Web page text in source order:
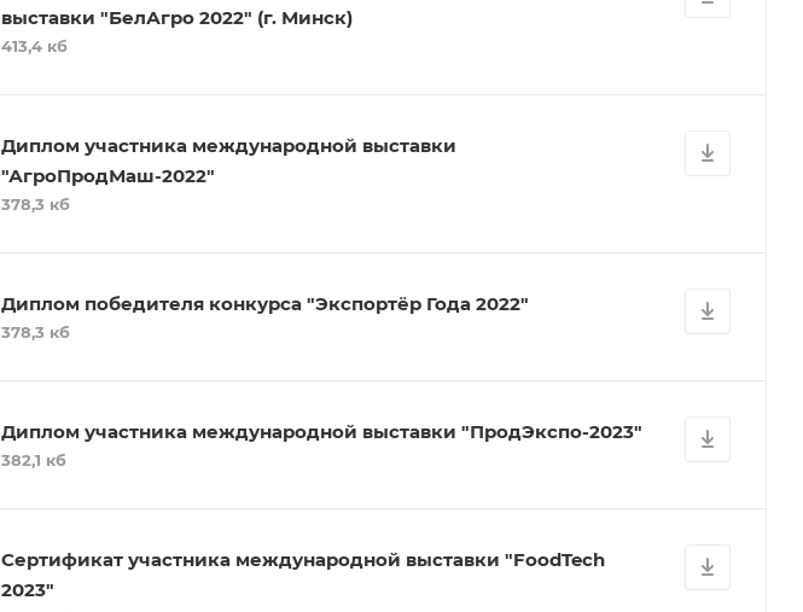
выставки "БелАгро 2022" (г. Минск)
413,4 кб
Диплом участника международной выставки
"АгроПродМаш-2022"
378,3 кб
Диплом победителя конкурса "Экспортёр Года 2022"
378,3 кб
Диплом участника международной выставки "ПродЭкспо-2023"
382,1 кб
Сертификат участника международной выставки "FoodTech
2023"